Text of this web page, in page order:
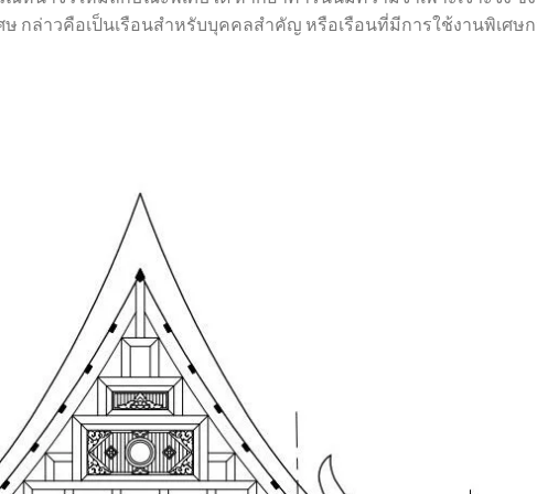
ษ กล่าวคือเป็นเรือนสำหรับบุคคลสำคัญ หรือเรือนที่มีการใช้งานพิเศษ